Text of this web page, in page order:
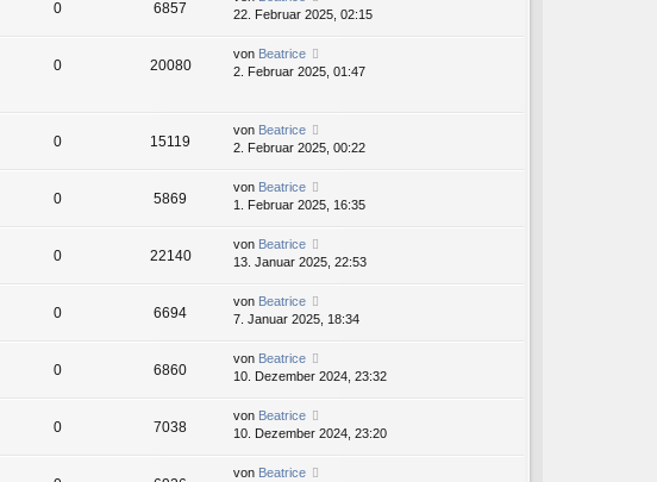
0 6857
22. Februar 2025, 02:15
0 20080
von Beatrice
2. Februar 2025, 01:47
0 15119
von Beatrice
2. Februar 2025, 00:22
0 5869
von Beatrice
1. Februar 2025, 16:35
0 22140
von Beatrice
13. Januar 2025, 22:53
0 6694
von Beatrice
7. Januar 2025, 18:34
0 6860
von Beatrice
10. Dezember 2024, 23:32
0 7038
von Beatrice
10. Dezember 2024, 23:20
von Beatrice